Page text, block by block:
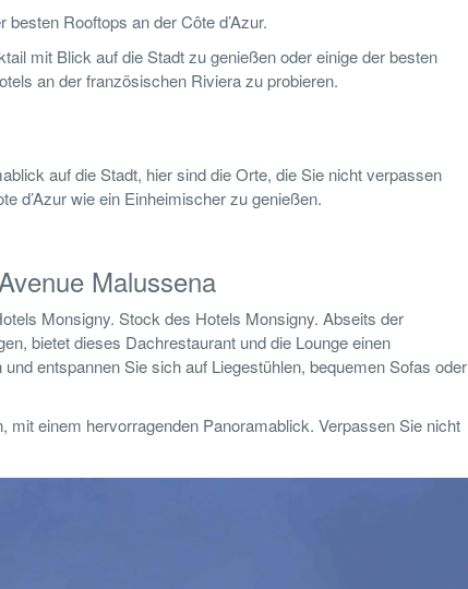
Rooftops an der Côte d’Azur.
mit Blick auf die Stadt zu genießen oder einige der besten
an der französischen Riviera zu probieren.
auf die Stadt, hier sind die Orte, die Sie nicht verpassen
d’Azur wie ein Einheimischer zu genießen.
Malussena
Monsigny. Stock des Hotels Monsigny. Abseits der
bietet dieses Dachrestaurant und die Lounge einen
entspannen Sie sich auf Liegestühlen, bequemen Sofas oder
einem hervorragenden Panoramablick. Verpassen Sie nicht